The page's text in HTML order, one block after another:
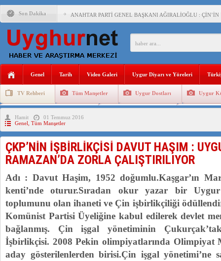
Son Dakika ANAHTAR PARTİ GENEL BAŞKANI AĞIRALİOĞLU :
ÇİN’İN DOĞU TÜRKİSTAN’DAKİ UYGULAMALARI
150 YILDIR KAYNAYAN YARAMIZ : ÇİN İŞGALİNDEKİ
ÇİN’İN UYGUR POLİTİKALARINI ÖVEN DİYANET
ÇİN’İN ANKARA BÜYÜKELÇİSİ JİANG’İN TRABZON
İŞGALCİ ÇİN’DEN “FETİHLER SULTANI
SAADET PARTİSİ İLÇE BAŞKANI : TEMMUZ AYI,DOĞU
Genel Tarih Video Galeri Uygur Diyarı ve Yöreleri
TV Rehberi Tüm Manşetler Uygur Dostları Uygur
Uygurlarda Düğün ve Cenaze
Hamit
01 Temmuz 2016
Genel Tüm Manşetler
ÇKP’NİN İŞBİRLİKÇİSİ DAVUT HAŞIM :
RAMAZAN’DA ZORLA ÇALIŞTIRILIYOR
Adı : Davut Haşim, 1952 doğumlu.Kaşgar’ın
kenti’nde oturur.Sıradan okur yazar bir
toplumunu olan ihaneti ve Çin işbirlikçiliği
Komünist Partisi Üyeliğine kabul edilerek devlet
bağlanmış. Çin işgal yönetiminin
İşbirlikçisi. 2008 Pekin olimpiyatlarında Olimpiyat
aday gösterilenlerden birisi.Çin işgal yönetimi’ne